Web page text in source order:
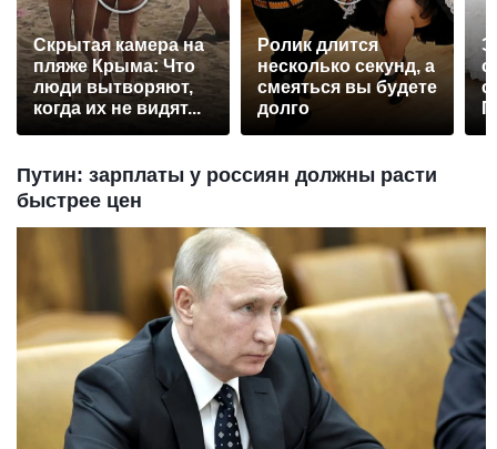
Скрытая камера на
пляже Крыма: Что
люди вытворяют,
когда их не видят...
Ролик длится
несколько секунд, а
смеяться вы будете
долго
Путин: зарплаты у россиян должны расти
быстрее цен